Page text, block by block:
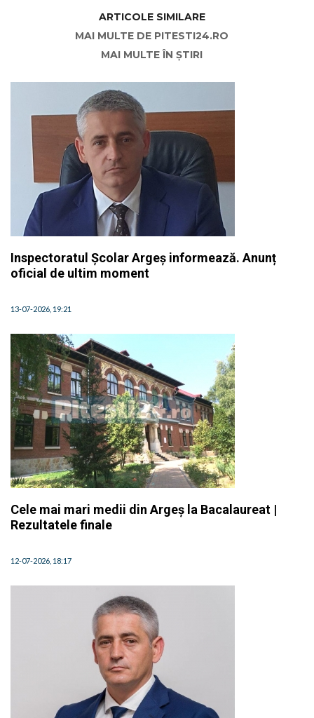
ARTICOLE SIMILARE
MAI MULTE DE PITESTI24.RO
MAI MULTE ÎN ȘTIRI
Inspectoratul Școlar Argeș informează. Anunț
oficial de ultim moment
13-07-2026, 19:21
Cele mai mari medii din Argeș la Bacalaureat |
Rezultatele finale
12-07-2026, 18:17